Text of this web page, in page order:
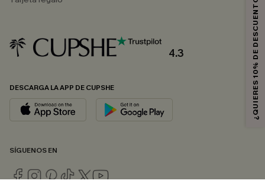
4.3
DESCARGA LA APP DE CUPSHE
SÍGUENOS EN
¿QUIERES 10% DE DESCUENTO?